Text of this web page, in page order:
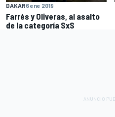
DAKAR6 ene 2019
Farrés y Oliveras, al asalto
de la categoría SxS